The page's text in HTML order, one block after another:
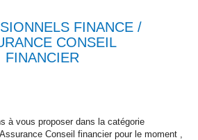
FINANCE /
CONSEIL
FINANCIER
à vous proposer dans la catégorie
Conseil financier pour le moment ,